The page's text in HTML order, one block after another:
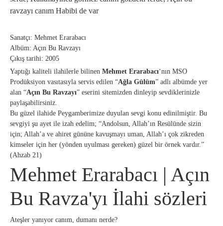
ravzayı canım Habibi de var
Sanatçı: Mehmet Erarabacı
Albüm: Açın Bu Ravzayı
Çıkış tarihi: 2005
Yaptığı kaliteli ilahilerle bilinen Mehmet Erarabacı‘nın MSO
Prodüksiyon vasıtasıyla servis edilen “Ağla Gülüm” adlı albümde yer
alan “Açın Bu Ravzayı” eserini sitemizden dinleyip sevdiklerinizle
paylaşabilirsiniz.
Bu güzel ilahide Peygamberimize duyulan sevgi konu edinilmiştir. Bu
sevgiyi şu ayet ile izah edelim; “Andolsun, Allah’ın Resülünde sizin
için; Allah’a ve ahiret gününe kavuşmayı uman, Allah’ı çok zikreden
kimseler için her (yönden uyulması gereken) güzel bir örnek vardır.”
(Ahzab 21)
Mehmet Erarabacı | Açın
Bu Ravza'yı İlahi sözleri
Ateşler yanıyor canım, dumanı nerde?